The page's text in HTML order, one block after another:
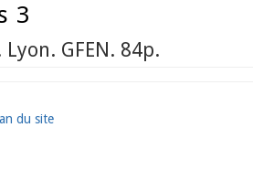
3
Lyon. GFEN. 84p.
du site